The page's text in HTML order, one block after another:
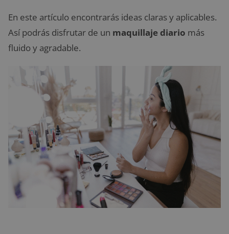
En este artículo encontrarás ideas claras y aplicables.
Así podrás disfrutar de un maquillaje diario más
fluido y agradable.